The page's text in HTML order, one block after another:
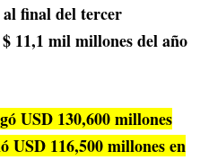
al final del tercer
11,1 mil millones del año
USD 130,600 millones
USD 116,500 millones en